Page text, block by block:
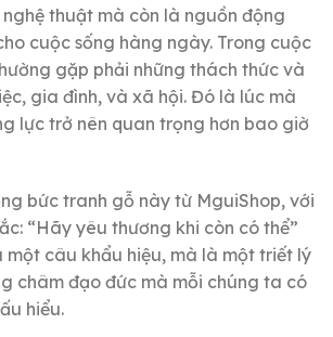
thuật mà còn là nguồn động
cuộc sống hàng ngày. Trong cuộc
gặp phải những thách thức và
gia đình, và xã hội. Đó là lúc mà
lực trở nên quan trọng hơn bao giờ
bức tranh gỗ này từ MguiShop, với
“Hãy yêu thương khi còn có thể”
câu khẩu hiệu, mà là một triết lý
châm đạo đức mà mỗi chúng ta có
hiểu.